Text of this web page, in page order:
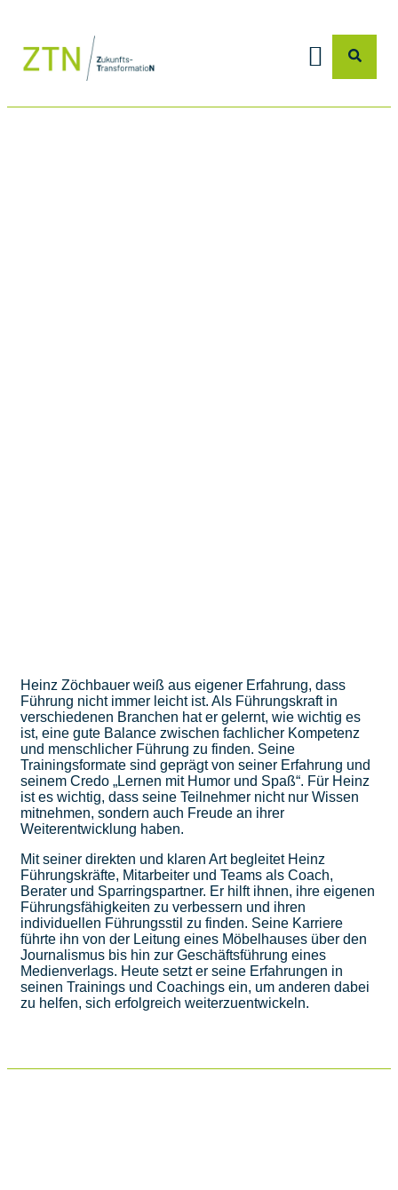
Heinz Zöchbauer weiß aus eigener Erfahrung, dass
Führung nicht immer leicht ist. Als Führungskraft in
verschiedenen Branchen hat er gelernt, wie wichtig es
ist, eine gute Balance zwischen fachlicher Kompetenz
und menschlicher Führung zu finden. Seine
Trainingsformate sind geprägt von seiner Erfahrung und
seinem Credo „Lernen mit Humor und Spaß“. Für Heinz
ist es wichtig, dass seine Teilnehmer nicht nur Wissen
mitnehmen, sondern auch Freude an ihrer
Weiterentwicklung haben.
Mit seiner direkten und klaren Art begleitet Heinz
Führungskräfte, Mitarbeiter und Teams als Coach,
Berater und Sparringspartner. Er hilft ihnen, ihre eigenen
Führungsfähigkeiten zu verbessern und ihren
individuellen Führungsstil zu finden. Seine Karriere
führte ihn von der Leitung eines Möbelhauses über den
Journalismus bis hin zur Geschäftsführung eines
Medienverlags. Heute setzt er seine Erfahrungen in
seinen Trainings und Coachings ein, um anderen dabei
zu helfen, sich erfolgreich weiterzuentwickeln.